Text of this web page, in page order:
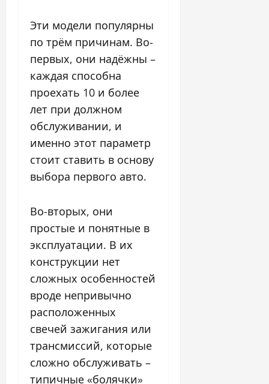
Эти модели популярны
по трём причинам. Во-
первых, они надёжны –
каждая способна
проехать 10 и более
лет при должном
обслуживании, и
именно этот параметр
стоит ставить в основу
выбора первого авто.
Во-вторых, они
простые и понятные в
эксплуатации. В их
конструкции нет
сложных особенностей
вроде непривычно
расположенных
свечей зажигания или
трансмиссий, которые
сложно обслуживать –
типичные «болячки»